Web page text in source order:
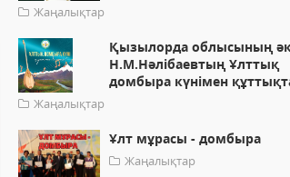
Жаңалықтар
Қызылорда облысының
Н.М.Нәлібаевтың Ұлттық
домбыра күнімен
Жаңалықтар
Ұлт мұрасы - домбыра
Жаңалықтар